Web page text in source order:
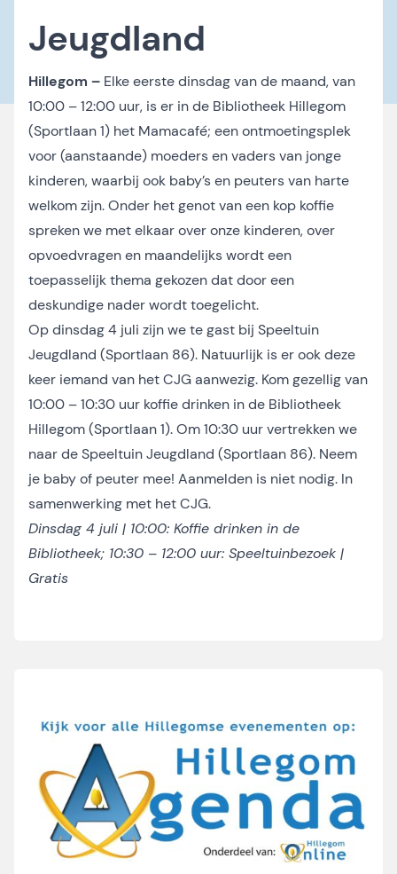
Jeugdland
Hillegom – Elke eerste dinsdag van de maand, van
10:00 – 12:00 uur, is er in de Bibliotheek Hillegom
(Sportlaan 1) het Mamacafé; een ontmoetingsplek
voor (aanstaande) moeders en vaders van jonge
kinderen, waarbij ook baby’s en peuters van harte
welkom zijn. Onder het genot van een kop koffie
spreken we met elkaar over onze kinderen, over
opvoedvragen en maandelijks wordt een
toepasselijk thema gekozen dat door een
deskundige nader wordt toegelicht.
Op dinsdag 4 juli zijn we te gast bij Speeltuin
Jeugdland (Sportlaan 86). Natuurlijk is er ook deze
keer iemand van het CJG aanwezig. Kom gezellig van
10:00 – 10:30 uur koffie drinken in de Bibliotheek
Hillegom (Sportlaan 1). Om 10:30 uur vertrekken we
naar de Speeltuin Jeugdland (Sportlaan 86). Neem
je baby of peuter mee! Aanmelden is niet nodig. In
samenwerking met het CJG.
Dinsdag 4 juli | 10:00: Koffie drinken in de
Bibliotheek; 10:30 – 12:00 uur: Speeltuinbezoek |
Gratis